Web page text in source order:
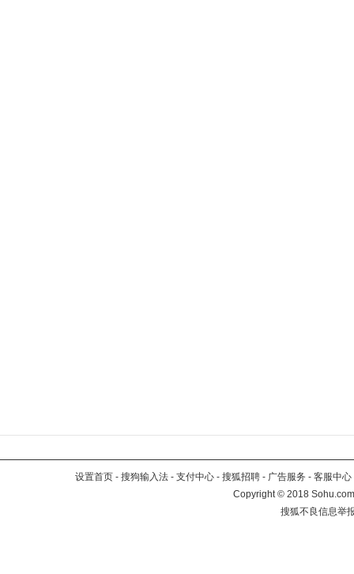
设置首页 - 搜狗输入法 - 支付中心 - 搜狐招聘 - 广告服务 - 客服中心
Copyright©2018
搜狐不良信息举